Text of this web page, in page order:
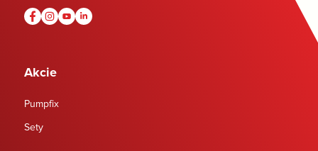
Akcie
Pumpfix
Sety